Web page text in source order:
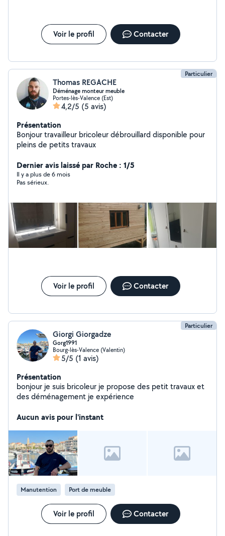
Voir le profil Contacter
Particulier
Thomas REGACHE
Déménage monteur meuble
Portes-lès-Valence (Est)
4,2/5 (5 avis)
Présentation
Bonjour travailleur bricoleur débrouillard disponible pour
pleins de petits travaux
Dernier avis laissé par Roche : 1/5
Il y a plus de 6 mois
Pas sérieux.
Voir le profil Contacter
Particulier
Giorgi Giorgadze
Gorg1991
Bourg-lès-Valence (Valentin)
5/5 (1 avis)
Présentation
bonjour je suis bricoleur je propose des petit travaux et
des déménagement je expérience
Aucun avis pour l'instant
Manutention Port de meuble
Voir le profil Contacter